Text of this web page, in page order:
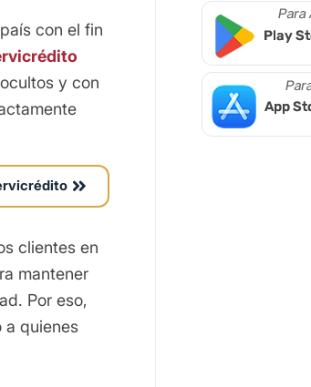
con el fin
y con
clientes en
mantener
Por eso,
a quienes